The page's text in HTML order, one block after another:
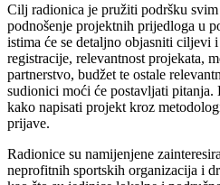
Cilj radionica je pružiti podršku svim
podnošenje projektnih prijedloga u
istima će se detaljno objasniti ciljevi
registracije, relevantnost projekata,
partnerstvo, budžet te ostale
sudionici moći će postavljati pitanja.
kako napisati projekt kroz
prijave.
Radionice su namijenjene
neprofitnih sportskih organizacija i